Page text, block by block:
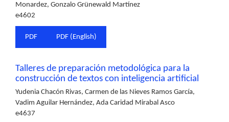
Monardez, Gonzalo Grünewald Martínez
e4602
PDF PDF (English)
Talleres de preparación metodológica para la
construcción de textos con inteligencia artificial
Yudenia Chacón Rivas, Carmen de las Nieves Ramos García,
Vadim Aguilar Hernández, Ada Caridad Mirabal Asco
e4637